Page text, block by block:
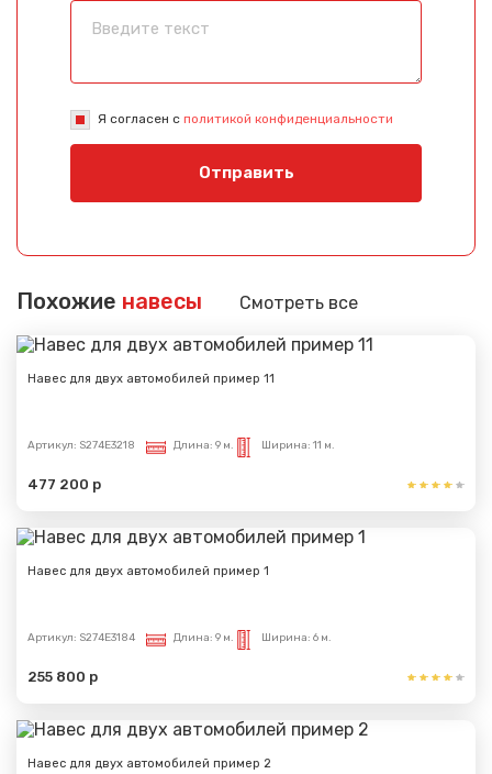
Я согласен с политикой конфиденциальности
Отправить
Похожие навесы Смотреть все
Навес для двух автомобилей пример 11
Артикул: S274E3218 Длина: 9 м. Ширина: 11 м.
477 200 р
Навес для двух автомобилей пример 1
Артикул: S274E3184 Длина: 9 м. Ширина: 6 м.
255 800 р
Навес для двух автомобилей пример 2
Сообщение успешно